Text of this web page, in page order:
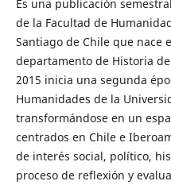
Es una publicación
de la Facultad de
Santiago de Chile que nace
departamento de Historia
2015 inicia una segunda
Humanidades de la
transformándose en un
centrados en Chile e
de interés social, político,
proceso de reflexión y